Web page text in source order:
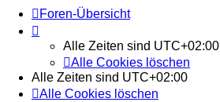
Foren-Übersicht
Alle Zeiten sind UTC+02:00
Alle Cookies löschen
Alle Zeiten sind UTC+02:00
Alle Cookies löschen